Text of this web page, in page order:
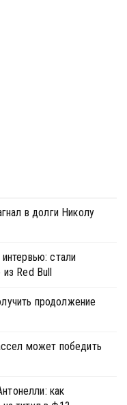
в долги Николу
стали
Red Bull
продолжение
может победить
как